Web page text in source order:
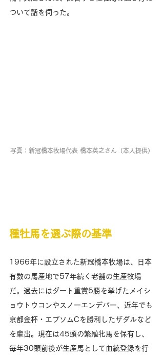
ついて話を伺った。
写真：新冠橋本牧場代表 橋本英之さん（本人提供）
種牡馬を選ぶ際の基準
1966年に設立された新冠橋本牧場は、日本
有数の馬産地で57年続く老舗の生産牧場
だ。過去にはダート重賞5勝を挙げたメイシ
ョウトウコンやスノーエンデバー、近年でも
京都金杯・エプソムCを勝利したザダルなど
を輩出。現在は45頭の繁殖牝馬を保有し、
毎年30頭前後が生産馬として血統登録を行